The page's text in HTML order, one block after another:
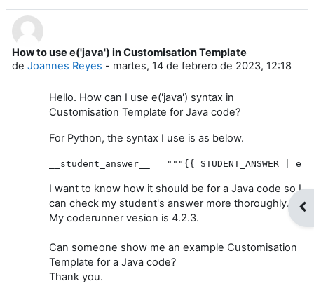
How to use e('java') in Customisation Template
de Joannes Reyes - martes, 14 de febrero de 2023, 12:18
Número de respuestas: 3
Hello. How can I use e('java') syntax in
Customisation Template for Java code?
For Python, the syntax I use is as below.
__student_answer__ = """{{ STUDENT_ANSWER
I want to know how it should be for a Java code so I
can check my student's answer more thoroughly.
My coderunner vesion is 4.2.3.
Can someone show me an example Customisation
Template for a Java code?
Thank you.